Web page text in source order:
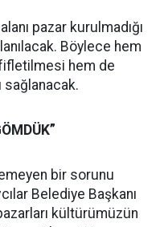
pazar kurulmadığı
Böylece hem
hem de
sağlanacak.
bir sorunu
Belediye Başkanı
kültürümüzün